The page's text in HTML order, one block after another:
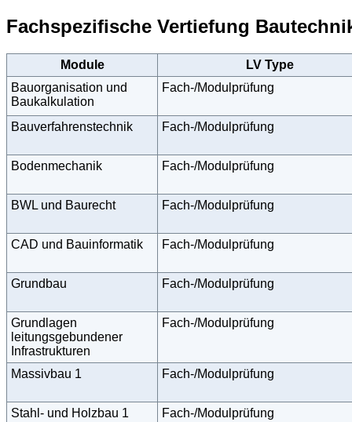
Fachspezifische Vertiefung
Module
LV Type
Bauorganisation und
Baukalkulation
Fach-/Modulprüfung
Bauverfahrenstechnik Fach-/Modulprüfung
Bodenmechanik Fach-/Modulprüfung
BWL und Baurecht Fach-/Modulprüfung
CAD und Bauinformatik Fach-/Modulprüfung
Grundbau Fach-/Modulprüfung
Grundlagen
leitungsgebundener
Infrastrukturen
Fach-/Modulprüfung
Massivbau 1 Fach-/Modulprüfung
Stahl- und Holzbau 1 Fach-/Modulprüfung